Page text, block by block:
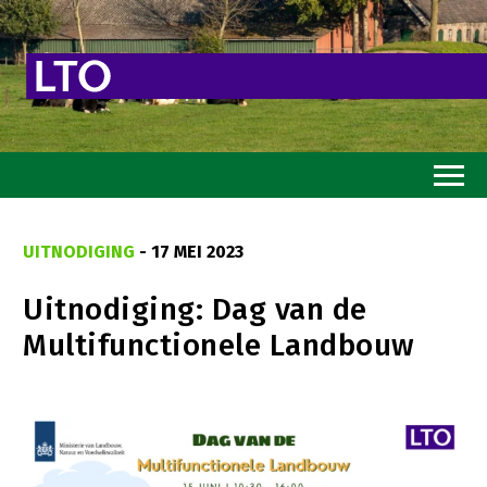
Goed eten
Mooi groen
UITNODIGING - 17 MEI 2023
Uitnodiging: Dag van de
Multifunctionele Landbouw